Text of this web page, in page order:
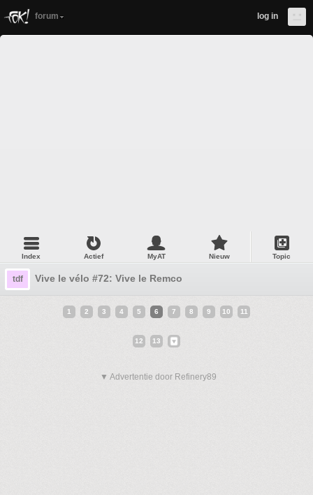
forum log in
Index Actief MyAT Nieuw Topic
tdf Vive le vélo #72: Vive le Remco
1 2 3 4 5 6 7 8 9 10 11
12 13
▼ Advertentie door Refinery89